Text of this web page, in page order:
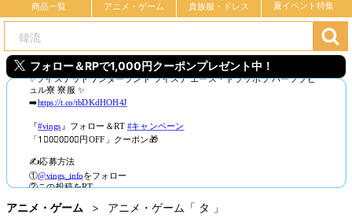
商品一覧 アニメ・ゲーム 貴族服・ドレス
フォロー＆RPで1,000円クーポンプレゼント中！
アニメ・ゲーム
アニメ・ゲーム「 タ 」